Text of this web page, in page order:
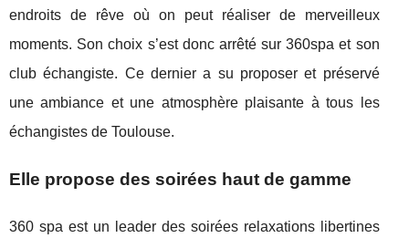
endroits de rêve où on peut réaliser de merveilleux
moments. Son choix s’est donc arrêté sur 360spa et son
club échangiste. Ce dernier a su proposer et préservé
une ambiance et une atmosphère plaisante à tous les
échangistes de Toulouse.
Elle propose des soirées haut de gamme
360 spa est un leader des soirées relaxations libertines